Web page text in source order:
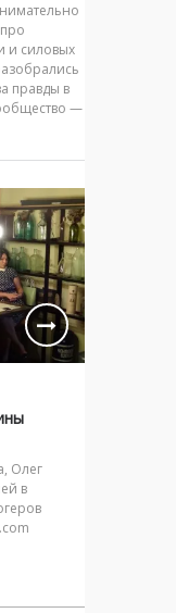
и силовых
правды в
—
Олег
в